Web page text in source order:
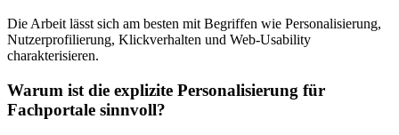
Die Arbeit lässt sich am besten mit Begriffen wie Personalisierung,
Nutzerprofilierung, Klickverhalten und Web-Usability
charakterisieren.
Warum ist die explizite Personalisierung für
Fachportale sinnvoll?